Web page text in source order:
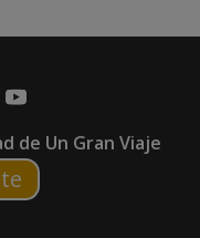
de Un Gran Viaje